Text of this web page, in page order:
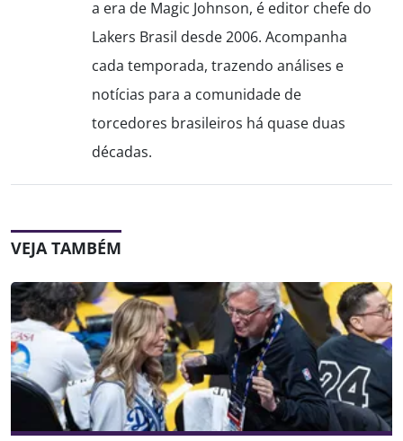
a era de Magic Johnson, é editor chefe do
Lakers Brasil desde 2006. Acompanha
cada temporada, trazendo análises e
notícias para a comunidade de
torcedores brasileiros há quase duas
décadas.
VEJA TAMBÉM